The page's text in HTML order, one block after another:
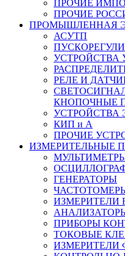
ПРОЧИЕ
ПРОЧИЕ
ПРОМЫШЛЕННАЯ
АСУТП
УСТРОЙСТВА
РЕЛЕ И
КНОПОЧНЫЕ
УСТРОЙСТВА
КИП и А
ПРОЧИЕ
ИЗМЕРИТЕЛЬНЫЕ
ГЕНЕРАТОРЫ
ИЗМЕРИТЕЛИ
ПРИБОРЫ
ТОКОВЫЕ
ИЗМЕРИТЕЛИ